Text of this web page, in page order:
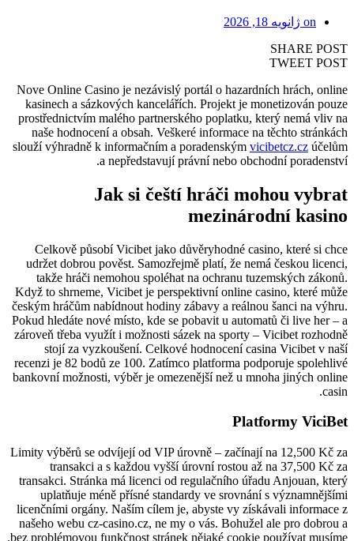
on ژانویه 18, 2026
SHARE POST
TWEET POST
Nove Online Casino je nezávislý portál o hazardních hrách, online
kasinech a sázkových kancelářích. Projekt je monetizován pouze
prostřednictvím malého partnerského poplatku, který nemá vliv na
naše hodnocení a obsah. Veškeré informace na těchto stránkách
slouží výhradně k informačním a poradenským vicibetcz.cz účelům
a nepředstavují právní nebo obchodní poradenství.
Jak si čeští hráči mohou vybrat
mezinárodní kasino
Celkově působí Vicibet jako důvěryhodné casino, které si chce
udržet dobrou pověst. Samozřejmě platí, že nemá českou licenci,
takže hráči nemohou spoléhat na ochranu tuzemských zákonů.
Když to shrneme, Vicibet je perspektivní online casino, které může
českým hráčům nabídnout hodiny zábavy a reálnou šanci na výhru.
Pokud hledáte nové místo, kde se pobavit u automatů či live her – a
zároveň třeba využít i možnosti sázek na sporty – Vicibet rozhodně
stojí za vyzkoušení. Celkové hodnocení casina Vicibet v naší
recenzi je 82 bodů ze 100. Zatímco platforma podporuje spolehlivé
bankovní možnosti, výběr je omezenější než u mnoha jiných online
casin.
Platformy ViciBet
Limity výběrů se odvíjejí od VIP úrovně – začínají na 12,500 Kč za
transakci a s každou vyšší úrovní rostou až na 37,500 Kč za
transakci. Stránka má licenci od regulačního úřadu Anjouan, který
uplatňuje méně přísné standardy ve srovnání s významnějšími
licenčními orgány. Naším cílem je, abyste vy získávali informace z
našeho webu cz-casino.cz, ne my o vás. Bohužel ale pro dobrou a
bez problémovou funkčnost stránek nějaké cookie používat musíme.